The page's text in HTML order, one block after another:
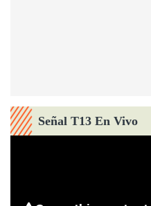
Señal T13 En Vivo